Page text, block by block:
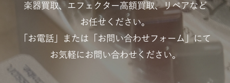
楽器買取、エフェクター高額買取、リペアなど
お任せください。
「お電話」または「お問い合わせフォーム」にて
お気軽にお問い合わせください。